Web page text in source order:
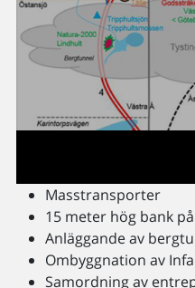
Masstransporter
15 meter hög bank
Anläggande av
Ombyggnation av
Samordning av